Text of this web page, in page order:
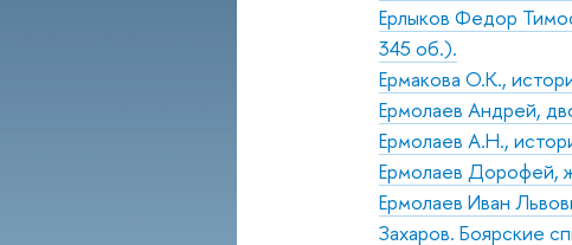
Ерлыков Федор
345 об.).
Ермакова О.К.,
Ермолаев Андрей,
Ермолаев А.Н.,
Ермолаев Дорофей,
Ермолаев Иван
Захаров. Боярские